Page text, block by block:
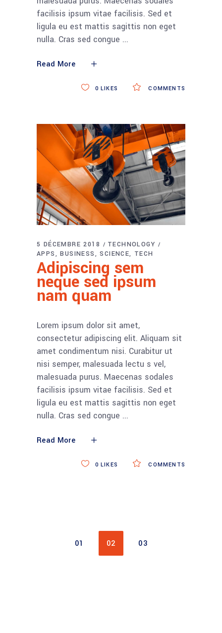
facilisis ipsum vitae facilisis. Sed et
ligula eu est mattis sagittis non eget
nulla. Cras sed congue
Read More
COMMENTS
0 LIKES
5 DÉCEMBRE 2018
TECHNOLOGY
APPS
BUSINESS SCIENCE TECH
Adipiscing sem
neque sed ipsum
nam quam
Lorem ipsum dolor sit amet,
consectetur adipiscing elit. Aliquam sit
amet condimentum nisi. Curabitur ut
nisi semper, malesuada lectu s vel,
malesuada purus. Maecenas sodales
facilisis ipsum vitae facilisis. Sed et
ligula eu est mattis sagittis non eget
nulla. Cras sed congue
Read More
COMMENTS
0 LIKES
01 02 03